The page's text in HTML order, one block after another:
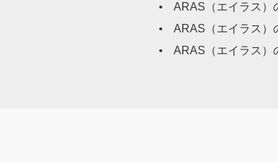
ARAS（エイラス）
ARAS（エイラス）
ARAS（エイラス）